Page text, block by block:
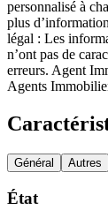
personnalisé à
plus
légal : Les
n’ont pas de
erreurs. Agent
Agents
Général Autres
État